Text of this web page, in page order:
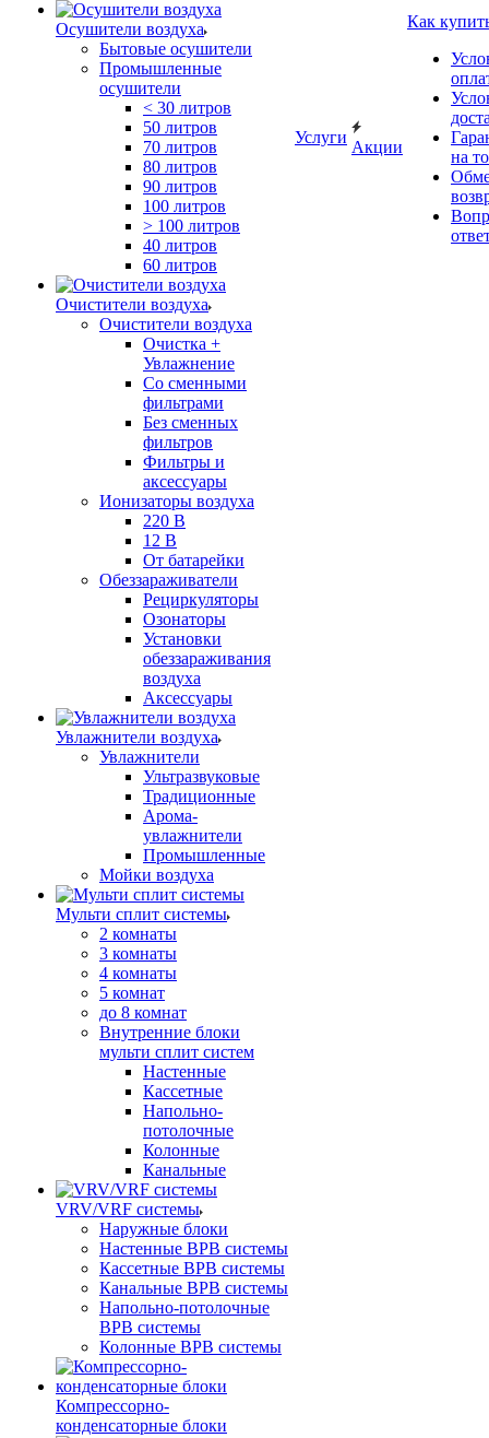
Осушители воздуха
Бытовые осушители
Промышленные
осушители
< 30 литров
50 литров
70 литров
80 литров
90 литров
100 литров
> 100 литров
40 литров
60 литров
Очистители воздуха
Очистители воздуха
Очистка +
Увлажнение
Cо сменными
фильтрами
Без сменных
фильтров
Фильтры и
аксессуары
Ионизаторы воздуха
220 В
12 В
От батарейки
Обеззараживатели
Рециркуляторы
Озонаторы
Установки
обеззараживания
воздуха
Аксессуары
Увлажнители воздуха
Увлажнители
Ультразвуковые
Традиционные
Арома-
увлажнители
Промышленные
Мойки воздуха
Мульти сплит системы
2 комнаты
3 комнаты
4 комнаты
5 комнат
до 8 комнат
Внутренние блоки
мульти сплит систем
Настенные
Кассетные
Напольно-
потолочные
Колонные
Канальные
VRV/VRF системы
Наружные блоки
Настенные ВРВ системы
Кассетные ВРВ системы
Канальные ВРВ системы
Напольно-потолочные
ВРВ системы
Колонные ВРВ системы
Компрессорно-
конденсаторные блоки
Услуги
Акции
Как
на